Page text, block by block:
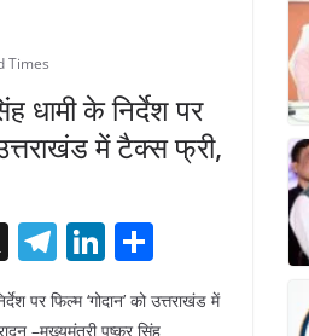
Times
धामी के निर्देश पर
में टैक्स फ्री,
X T
el
e
Li
k
S
ar
पर फिल्म ‘गोदान’ को उत्तराखंड में
–मुख्यमंत्री पुष्कर सिंह